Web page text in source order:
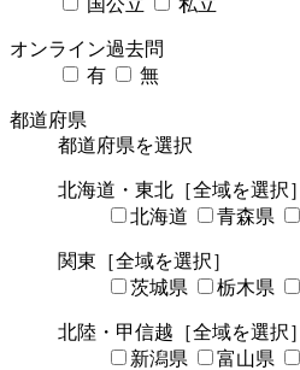
オンライン過去問
有
無
都道府県
都道府県を選択
北海道・東北 ［全域を選択］
北海道
青森県
関東 ［全域を選択］
茨城県
栃木県
北陸・甲信越 ［全域を選択］
新潟県
富山県